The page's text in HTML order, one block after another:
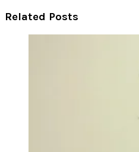
Related Posts